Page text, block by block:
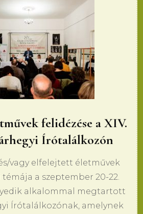
felidézése a XIV.
Írótalálkozón
vagy elfelejtett életművek
a szeptember 20-22.
alkalommal megtartott
Írótalálkozónak, amelynek